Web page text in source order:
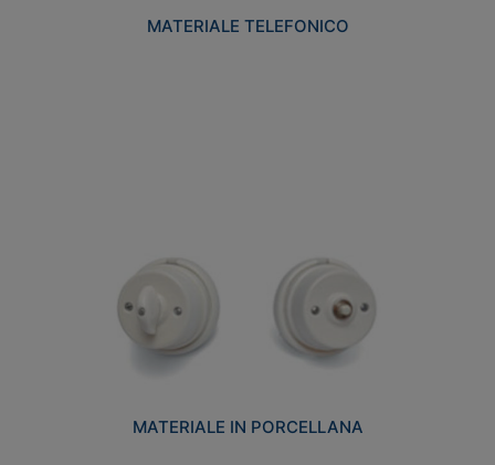
MATERIALE TELEFONICO
MATERIALE IN PORCELLANA